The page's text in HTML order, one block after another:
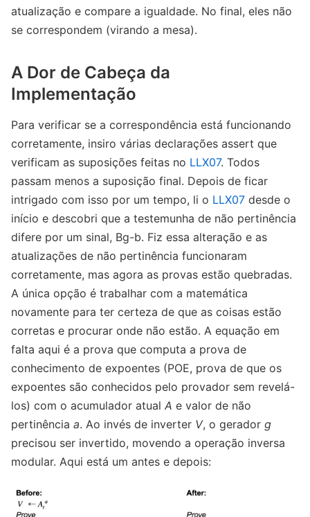
atualização e compare a igualdade. No final, eles não
se correspondem (virando a mesa).
A Dor de Cabeça da
Implementação
Para verificar se a correspondência está funcionando
corretamente, insiro várias declarações assert que
verificam as suposições feitas no LLX07. Todos
passam menos a suposição final. Depois de ficar
intrigado com isso por um tempo, li o LLX07 desde o
início e descobri que a testemunha de não pertinência
difere por um sinal, Bg-b. Fiz essa alteração e as
atualizações de não pertinência funcionaram
corretamente, mas agora as provas estão quebradas.
A única opção é trabalhar com a matemática
novamente para ter certeza de que as coisas estão
corretas e procurar onde não estão. A equação em
falta aqui é a prova que computa a prova de
conhecimento de expoentes (POE, prova de que os
expoentes são conhecidos pelo provador sem revelá-
los) com o acumulador atual A e valor de não
pertinência a. Ao invés de inverter V, o gerador g
precisou ser invertido, movendo a operação inversa
modular. Aqui está um antes e depois: